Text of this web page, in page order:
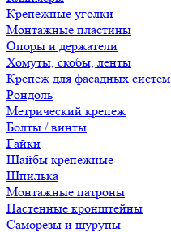
Крепежные уголки
Монтажные пластины
Опоры и держатели
Хомуты, скобы, ленты
Крепеж для фасадных систем
Рондоль
Метрический крепеж
Болты / винты
Гайки
Шайбы крепежные
Шпилька
Монтажные патроны
Настенные кронштейны
Саморезы и шурупы